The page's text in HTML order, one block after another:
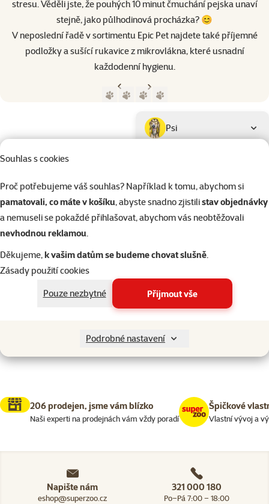
Souhlas s cookies
Proč potřebujeme váš souhlas? Například k tomu, abychom si
pamatovali, co máte v košíku, abyste snadno zjistilistav objednávky
a nemuseli se pokaždé přihlašovat, abychom vás neobtěžovali
nevhodnou reklamou.
Děkujeme,k vašim datům se budeme chovat slušně.
Zásady použití cookies
Pouze nezbytné
Přijmout vše
Podrobné nastavení
stresu. Věděli jste, že pouhých 10 minut čmuchání pejska unaví
stejně, jako půlhodinová procházka? 😊
V neposlední řadě v sortimentu Epic Pet najdete také příjemné
podložky a sušící rukavice z mikrovlákna, které usnadní
každodenní hygienu.
Předchozí stranaNásledující strana
Podkategorie
Psi
Drobní savci
Drobní savci > Domky, pelíšky
Nenalezeny žádné produkty
206 prodejen, jsme vám blízko
Naši experti na prodejnách vám vždy poradí
Špičkové
Vlastní vývoj a
Napište nám
eshop@superzoo.cz
321 000 180
Po–Pá 7:00 – 18:00